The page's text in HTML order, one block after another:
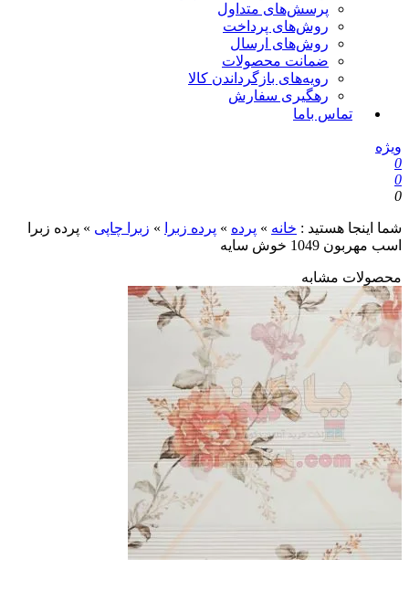
پرسش‌های متداول
روش‌های پرداخت
روش‌های ارسال
ضمانت محصولات
رویه‌های بازگرداندن کالا
رهگیری سفارش
تماس باما
ویژه
0
0
0
شما اینجا هستید : خانه » پرده » پرده زبرا » زبرا چاپی » پرده زبرا
اسب مهربون 1049 خوش سایه
محصولات مشابه